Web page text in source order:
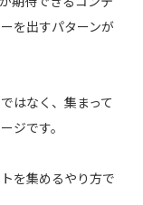
を出すパターンが
はなく、集まって
ジです。
を集めるやり方で